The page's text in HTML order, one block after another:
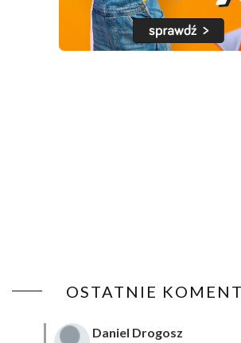
OSTATNIE
Daniel Drogosz